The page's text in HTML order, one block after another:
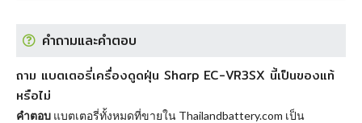
คำถามและคำตอบ
ถาม แบตเตอรี่เครื่องดูดฝุ่น Sharp EC-VR3SX นี้เป็นของแท้
หรือไม่
คำตอบ แบตเตอรี่ทั้งหมดที่ขายใน Thailandbattery.com เป็น